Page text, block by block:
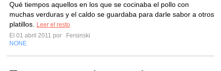
Qué tiempos aquellos en los que se cocinaba el pollo con
muchas verduras y el caldo se guardaba para darle sabor a otros
platillos.
Leer el resto
El 01 abril 2011 por
Fersinski
NONE